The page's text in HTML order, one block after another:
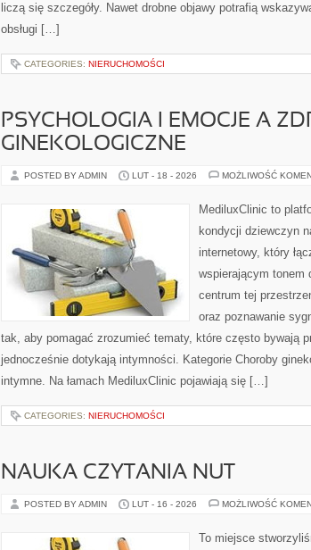
liczą się szczegóły. Nawet drobne objawy potrafią
obsługi […]
CATEGORIES: NIERUCHOMOŚCI
PSYCHOLOGIA I EMOCJE A
GINEKOLOGICZNE
POSTED BY ADMIN LUT - 18 - 2026 MOŻLIWOŚĆ
MediluxClinic to
kondycji dziewczyn
internetowy, który
wspierającym tonem
centrum tej
oraz poznawanie
tak, aby pomagać zrozumieć tematy, które często bywają
jednocześnie dotykają intymności. Kategorie Choroby
intymne. Na łamach MediluxClinic pojawiają się […]
CATEGORIES: NIERUCHOMOŚCI
NAUKA CZYTANIA NUT
POSTED BY ADMIN LUT - 16 - 2026 MOŻLIWOŚĆ
To miejsce